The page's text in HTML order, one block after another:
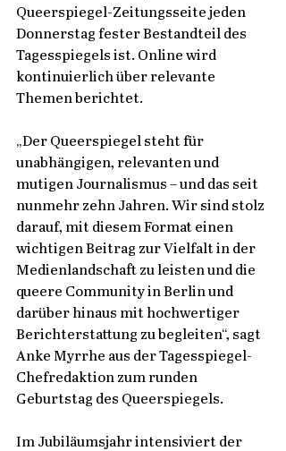
Queerspiegel-Zeitungsseite jeden
Donnerstag fester Bestandteil des
Tagesspiegels ist. Online wird
kontinuierlich über relevante
Themen berichtet.
„Der Queerspiegel steht für
unabhängigen, relevanten und
mutigen Journalismus – und das seit
nunmehr zehn Jahren. Wir sind stolz
darauf, mit diesem Format einen
wichtigen Beitrag zur Vielfalt in der
Medienlandschaft zu leisten und die
queere Community in Berlin und
darüber hinaus mit hochwertiger
Berichterstattung zu begleiten“, sagt
Anke Myrrhe aus der Tagesspiegel-
Chefredaktion zum runden
Geburtstag des Queerspiegels.
Im Jubiläumsjahr intensiviert der